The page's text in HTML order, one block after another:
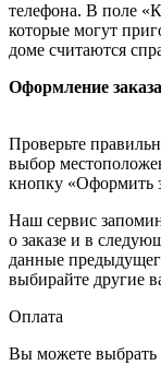
телефона. В поле
которые могут
доме считаются
Оформление заказа
Проверьте
выбор
кнопку «Оформить
Наш сервис
о заказе и в
данные
выбирайте другие
Оплата
Вы можете выбрать